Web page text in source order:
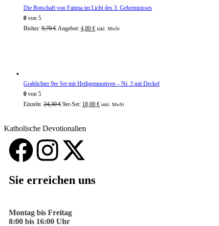
Die Botschaft von Fatima im Licht des 3. Geheimnisses
0 von 5
Bisher: 9,70€ Angebot: 4,80 € inkl. MwSt
Grablichter 9er Set mit Heiligenmotiven – Nr. 3 mit Deckel
0 von 5
Einzeln: 24,30€ 9er-Set: 18,00 € inkl. MwSt
Katholische Devotionalien
Sie erreichen uns
Montag bis Freitag
8:00 bis 16:00 Uhr